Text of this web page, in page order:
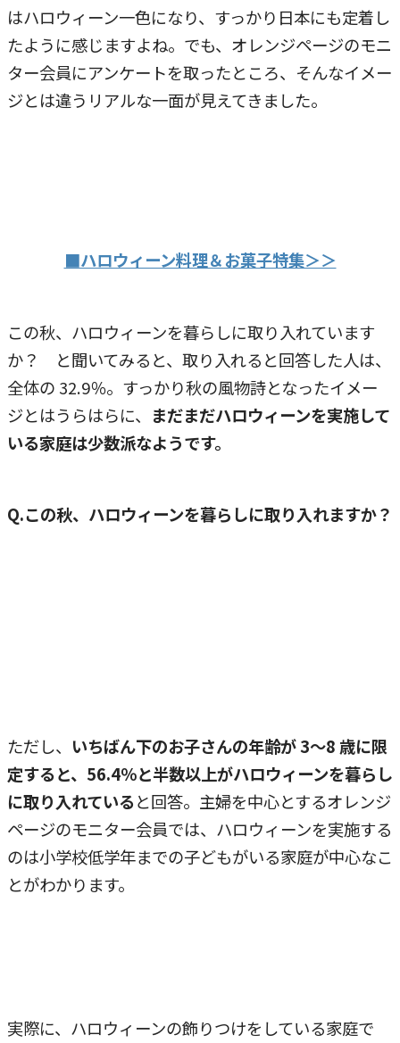
はハロウィーン一色になり、すっかり日本にも定着し
たように感じますよね。でも、オレンジページのモニ
ター会員にアンケートを取ったところ、そんなイメー
ジとは違うリアルな一面が見えてきました。
■ハロウィーン料理＆お菓子特集＞＞
この秋、ハロウィーンを暮らしに取り入れています
か？ と聞いてみると、取り入れると回答した人は、
全体の 32.9％。すっかり秋の風物詩となったイメー
ジとはうらはらに、
まだまだハロウィーンを実施して
いる家庭は少数派なようです。
Q.この秋、ハロウィーンを暮らしに取り入れますか？
ただし、 いちばん下のお子さんの年齢が 3～8 歳に限
定すると、56.4％と半数以上がハロウィーンを暮らし
に取り入れていると回答。主婦を中心とするオレンジ
ページのモニター会員では、 ハロウィーンを実施する
のは小学校低学年までの子どもがいる家庭が中心なこ
とがわかります。
実際に、ハロウィーンの飾りつけをしている家庭で